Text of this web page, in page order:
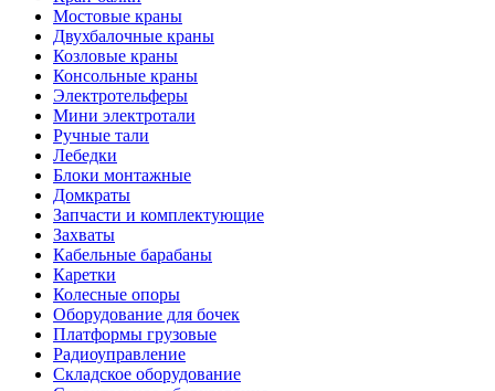
Мостовые краны
Двухбалочные краны
Козловые краны
Консольные краны
Электротельферы
Мини электротали
Ручные тали
Лебедки
Блоки монтажные
Домкраты
Запчасти и комплектующие
Захваты
Кабельные барабаны
Каретки
Колесные опоры
Оборудование для бочек
Платформы грузовые
Радиоуправление
Складское оборудование